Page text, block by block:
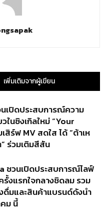
เพิ่มเติมจากผู้เขียน
นเปิดประสบการณ์ความ
ในซิงเกิลใหม่ “Your
สิร์ฟ MV สดใส ได้ “ต้าเห
ร่วมเติมสีสัน
ชวนเปิดประสบการณ์ไลฟ์
งแรกใจกลางชิดลม รวม
ดื่มและสินค้าแบรนด์ดังนำ
ม นี้